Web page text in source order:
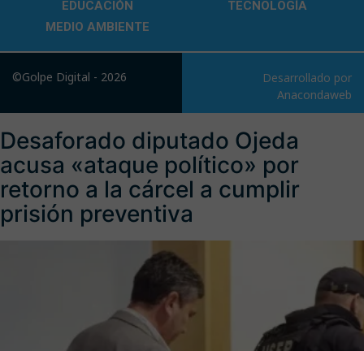
EDUCACIÓN
TECNOLOGÍA
MEDIO AMBIENTE
©Golpe Digital - 2026
Desarrollado por
Anacondaweb
Desaforado diputado Ojeda
acusa «ataque político» por
retorno a la cárcel a cumplir
prisión preventiva